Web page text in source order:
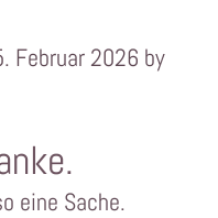
Februar 2026 by
eine Sache.